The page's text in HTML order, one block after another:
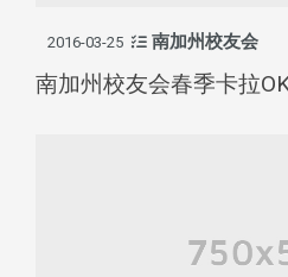
2016-03-25 南加州校友会
南加州校友会春季卡拉